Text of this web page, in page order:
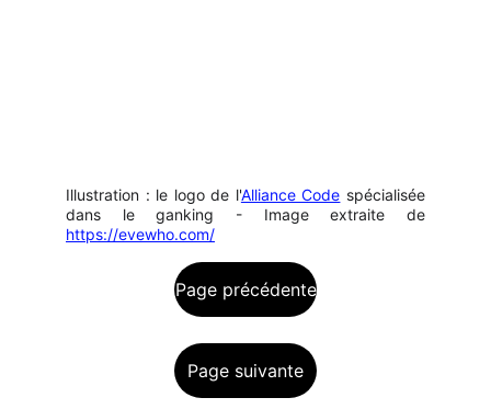
Illustration : le logo de l'Alliance Code spécialisée
dans le ganking - Image extraite de
https://evewho.com/
Page suivante
Page précédente